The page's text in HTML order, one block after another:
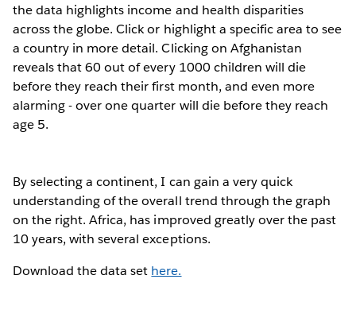
the data highlights income and health disparities
across the globe. Click or highlight a specific area to see
a country in more detail. Clicking on Afghanistan
reveals that 60 out of every 1000 children will die
before they reach their first month, and even more
alarming - over one quarter will die before they reach
age 5.
By selecting a continent, I can gain a very quick
understanding of the overall trend through the graph
on the right. Africa, has improved greatly over the past
10 years, with several exceptions.
Download the data set here.